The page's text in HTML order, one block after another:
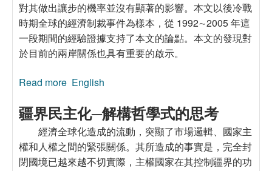
對其做出讓步的機率並沒有顯著的影響。本文以後冷戰
時期全球的經濟制裁事件為樣本，從 1992∼2005 年這
一段期間的經驗證據支持了本文的論點。本文的發現對
於目前的兩岸關係也具有重要的啟示。
Read more about 目標國的全球化程度對經濟制裁結果的影
English
疆界民主化─解構哲學式的思考
經濟全球化造成的流動，突顯了市場邏輯、國家主
權和人權之間的緊張關係。其所造成的事實是，完全封
閉國境已越來越不切實際，主權國家在其控制疆界的功